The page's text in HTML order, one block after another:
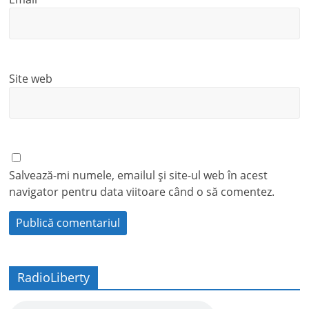
Site web
Salvează-mi numele, emailul și site-ul web în acest
navigator pentru data viitoare când o să comentez.
RadioLiberty